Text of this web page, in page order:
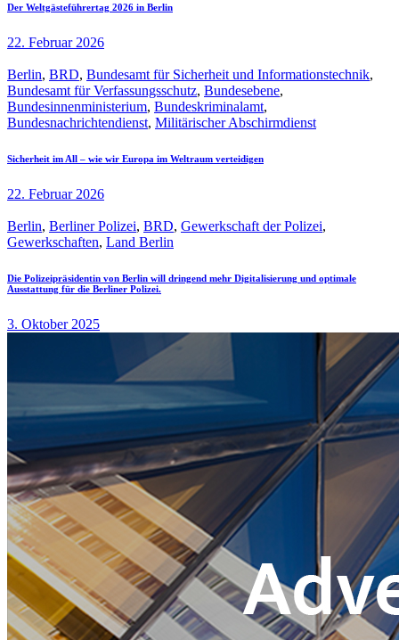
Der Weltgästeführertag 2026 in Berlin
22. Februar 2026
Berlin, BRD, Bundesamt für Sicherheit und Informationstechnik,
Bundesamt für Verfassungsschutz, Bundesebene,
Bundesinnenministerium, Bundeskriminalamt,
Bundesnachrichtendienst, Militärischer Abschirmdienst
Sicherheit im All – wie wir Europa im Weltraum verteidigen
22. Februar 2026
Berlin, Berliner Polizei, BRD, Gewerkschaft der Polizei,
Gewerkschaften, Land Berlin
Die Polizeipräsidentin von Berlin will dringend mehr Digitalisierung und optimale
Ausstattung für die Berliner Polizei.
3. Oktober 2025